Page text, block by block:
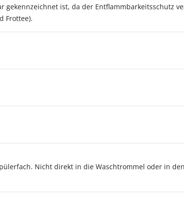
ist, da der Entflammbarkeitsschutz
Frottee).
Nicht direkt in die Waschtrommel oder in